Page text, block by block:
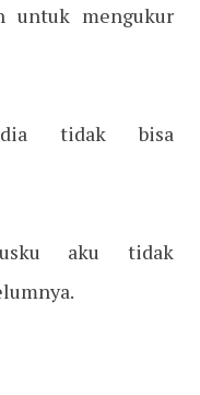
untuk mengukur
tidak bisa
aku tidak